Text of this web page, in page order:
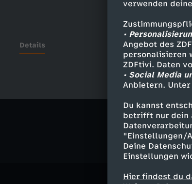
verwenden
•
Angebot des
personalisieren
ZDFtivi. Daten
• Social Media
Anbietern.
Du kannst
betrifft nur dein
"Einstellungen/
Deine
Einstellungen
Hier findest du
Details
Politik